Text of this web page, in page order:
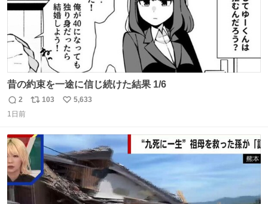
昔の約束を一途に信じ続けた結果 1/6
返
信
2
リ
ト
数
103
い
数
5,633
1日前